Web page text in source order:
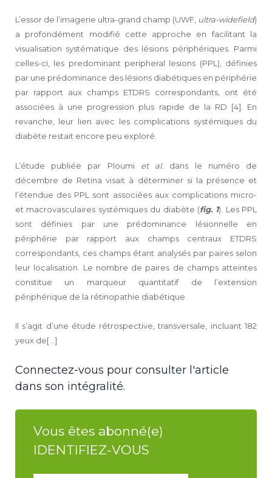
L’essor de l’imagerie ultra-grand champ (UWF, ultra-widefield)
a profondément modifié cette approche en facilitant la
visualisation systématique des lésions périphériques. Parmi
celles-ci, les predominant peripheral lesions (PPL), définies
par une prédominance des lésions diabétiques en périphérie
par rapport aux champs ETDRS correspondants, ont été
associées à une progression plus rapide de la RD [4]. En
revanche, leur lien avec les complications systémiques du
diabète restait encore peu exploré.
L’étude publiée par Ploumi et al. dans le numéro de
décembre de Retina visait à déterminer si la présence et
l’étendue des PPL sont associées aux complications micro-
et macrovasculaires systémiques du diabète (fig. 1). Les PPL
sont définies par une prédominance lésionnelle en
périphérie par rapport aux champs centraux ETDRS
correspondants, ces champs étant analysés par paires selon
leur localisation. Le nombre de paires de champs atteintes
constitue un marqueur quantitatif de l’extension
périphérique de la rétinopathie diabétique.
Il s’agit d’une étude rétrospective, transversale, incluant 182
yeux de[...]
Connectez-vous pour consulter l'article
dans son intégralité.
Vous êtes abonné(e)
IDENTIFIEZ-VOUS